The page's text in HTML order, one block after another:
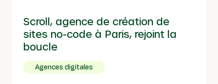
Scroll, agence de création de
sites no-code à Paris, rejoint la
boucle
Agences digitales